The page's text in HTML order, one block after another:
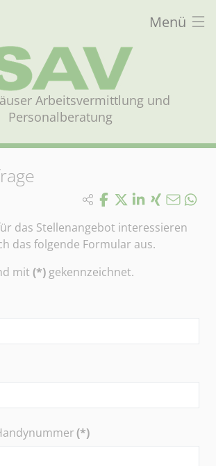
Menü
Arbeitsvermittlung und
Personalberatung
das Stellenangebot interessieren
das folgende Formular aus.
mit (*) gekennzeichnet.
(*)